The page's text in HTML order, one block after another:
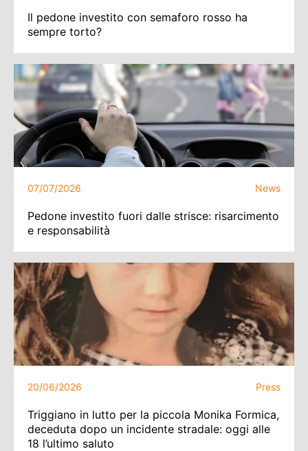
Il pedone investito con semaforo rosso ha
sempre torto?
07/07/2026 News
Pedone investito fuori dalle strisce: risarcimento
e responsabilità
20/06/2026 Press
Triggiano in lutto per la piccola Monika Formica,
deceduta dopo un incidente stradale: oggi alle
18 l’ultimo saluto